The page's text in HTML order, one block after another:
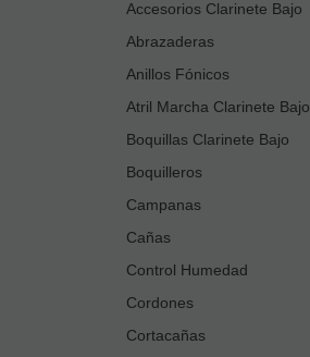
Accesorios Clarinete Bajo
Abrazaderas
Anillos Fónicos
Atril Marcha Clarinete Bajo
Boquillas Clarinete Bajo
Boquilleros
Campanas
Cañas
Control Humedad
Cordones
Cortacañas